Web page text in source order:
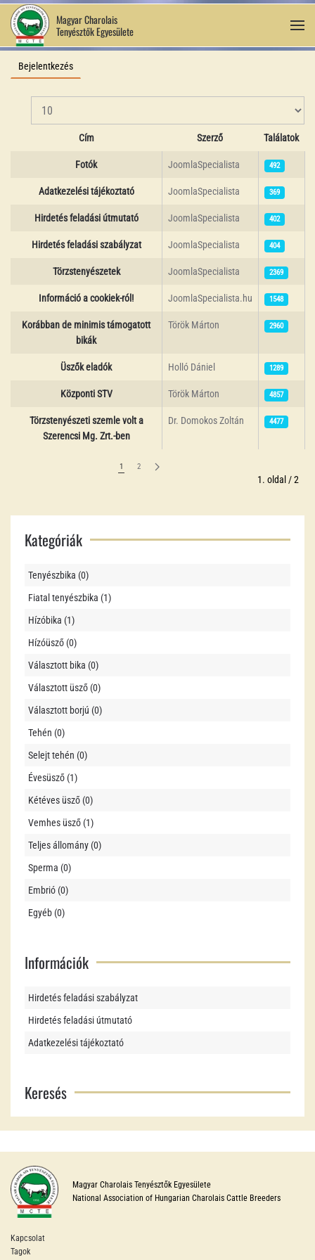
Fő tartalom átugrása
Magyar Charolais
Tenyésztők Egyesülete
Bejelentkezés
Cím Szerző Találatok
Fotók JoomlaSpecialista 492
Adatkezelési tájékoztató JoomlaSpecialista 369
Hirdetés feladási útmutató JoomlaSpecialista 402
Hirdetés feladási szabályzat JoomlaSpecialista 404
Törzstenyészetek JoomlaSpecialista 2369
Információ a cookiek-ról! JoomlaSpecialista.hu 1548
Korábban de minimis támogatott
bikák
Török Márton 2960
Üszők eladók Holló Dániel 1289
Központi STV Török Márton 4857
Törzstenyészeti szemle volt a
Szerencsi Mg. Zrt.-ben
Dr. Domokos Zoltán 4477
1. oldal / 2
1 2
Kategóriák
Tenyészbika (0)
Fiatal tenyészbika (1)
Hízóbika (1)
Hízóüsző (0)
Választott bika (0)
Választott üsző (0)
Választott borjú (0)
Tehén (0)
Selejt tehén (0)
Évesüsző (1)
Kétéves üsző (0)
Vemhes üsző (1)
Teljes állomány (0)
Sperma (0)
Embrió (0)
Egyéb (0)
Információk
Hirdetés feladási szabályzat
Hirdetés feladási útmutató
Adatkezelési tájékoztató
Keresés
Magyar Charolais Tenyésztők Egyesülete
National Association of Hungarian Charolais Cattle Breeders
Kapcsolat
Tagok